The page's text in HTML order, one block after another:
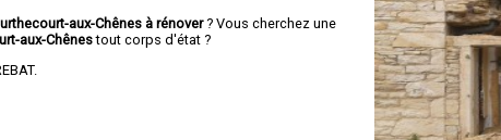
aux-Chênes à rénover? Vous cherchez une
aux-Chênestout corps d'état ?